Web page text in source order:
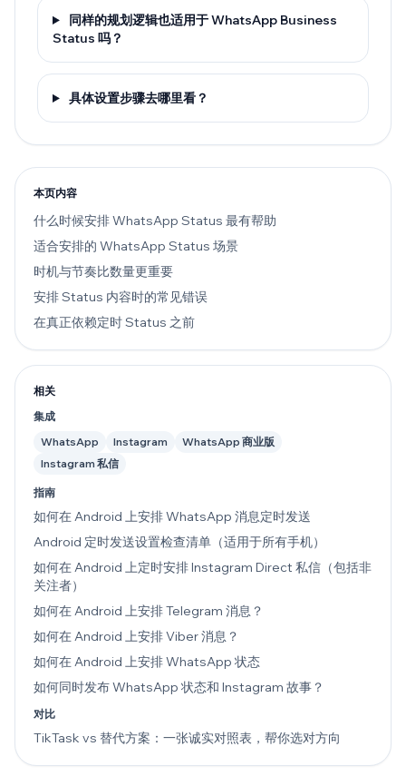
同样的规划逻辑也适用于 WhatsApp Business
Status 吗？
具体设置步骤去哪里看？
本页内容
什么时候安排 WhatsApp Status 最有帮助
适合安排的 WhatsApp Status 场景
时机与节奏比数量更重要
安排 Status 内容时的常见错误
在真正依赖定时 Status 之前
相关
集成
WhatsApp
Instagram
WhatsApp 商业版
Instagram 私信
指南
如何在 Android 上安排 WhatsApp 消息定时发送
Android 定时发送设置检查清单（适用于所有手机）
如何在 Android 上定时安排 Instagram Direct 私信（包括非
关注者）
如何在 Android 上安排 Telegram 消息？
如何在 Android 上安排 Viber 消息？
如何在 Android 上安排 WhatsApp 状态
如何同时发布 WhatsApp 状态和 Instagram 故事？
对比
TikTask vs 替代方案：一张诚实对照表，帮你选对方向